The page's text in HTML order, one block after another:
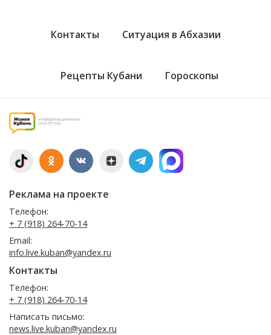
Контакты Ситуация в Абхазии
Рецепты Кубани Гороскопы
Реклама на проекте
Телефон:
+ 7 (918) 264-70-14
Email:
info.live.kuban@yandex.ru
Контакты
Телефон:
+ 7 (918) 264-70-14
Написать письмо:
news.live.kuban@yandex.ru